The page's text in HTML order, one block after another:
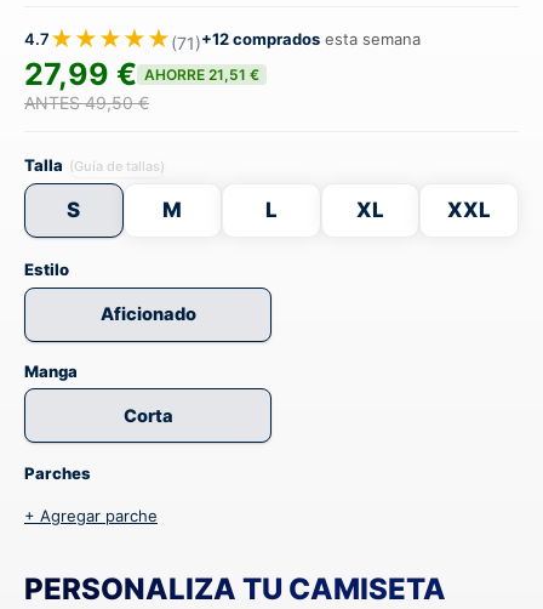
4.7★★★★★(71)+12 comprados esta semana
27,99 € AHORRE 21,51 €
ANTES 49,50 €
Talla (Guía de tallas)
S M L XL XXL
Estilo
Aficionado
Manga
Corta
Parches
+ Agregar parche
PERSONALIZA TU CAMISETA